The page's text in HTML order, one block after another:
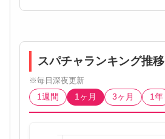
スパチャランキング推移
※毎日深夜更新
1週間
1ヶ月 3ヶ月 1年